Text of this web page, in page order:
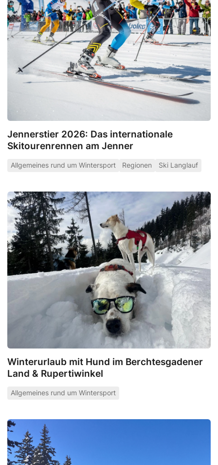
Jennerstier 2026: Das internationale
Skitourenrennen am Jenner
Allgemeines rund um Wintersport Regionen Ski Langlauf
Winterurlaub mit Hund im Berchtesgadener
Land & Rupertiwinkel
Allgemeines rund um Wintersport